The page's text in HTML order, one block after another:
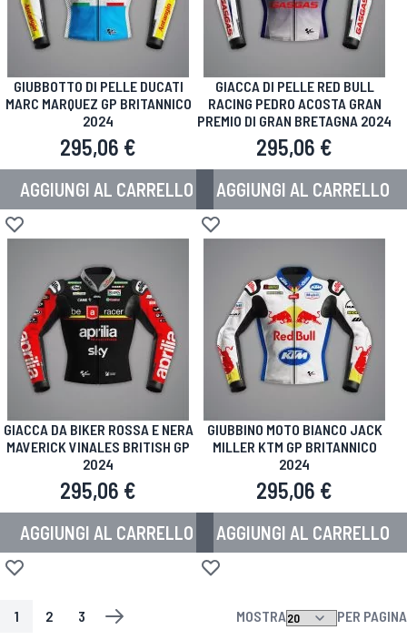
GIUBBOTTO DI PELLE DUCATI
MARC MARQUEZ GP BRITANNICO
2024
295,06 €
AGGIUNGI AL CARRELLO
Aggiungi alla lista desideri
GIACCA DI PELLE RED BULL
RACING PEDRO ACOSTA GRAN
PREMIO DI GRAN BRETAGNA 2024
295,06 €
AGGIUNGI AL CARRELLO
Aggiungi alla lista desideri
GIACCA DA BIKER ROSSA E NERA
MAVERICK VINALES BRITISH GP
2024
295,06 €
AGGIUNGI AL CARRELLO
Aggiungi alla lista desideri
GIUBBINO MOTO BIANCO JACK
MILLER KTM GP BRITANNICO
2024
295,06 €
AGGIUNGI AL CARRELLO
Aggiungi alla lista desideri
PAGINAATTUALMENTE STAI LEGGENDO LA PAGINA
1
PAGINA
2
PAGINA
3
PAGINA
SUCCESSIVO
MOSTRA PER PAGINA